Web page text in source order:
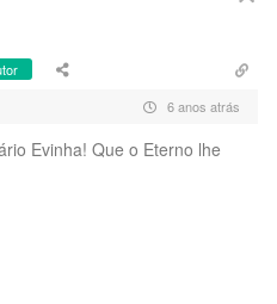
6 anos atrás
Evinha! Que o Eterno lhe